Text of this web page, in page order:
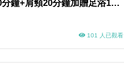
鐘+肩頸20分鐘加贈足浴10
101 人已觀看